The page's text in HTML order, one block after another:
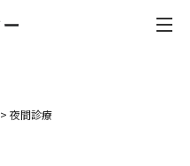
> 夜間診療